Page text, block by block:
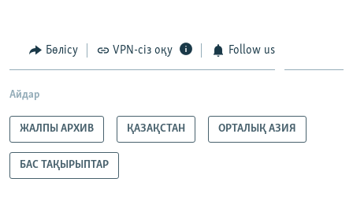
Бөлісу VPN-сіз оқу Follow us
Айдар
ЖАЛПЫ АРХИВ ҚАЗАҚСТАН ОРТАЛЫҚ АЗИЯ
БАС ТАҚЫРЫПТАР